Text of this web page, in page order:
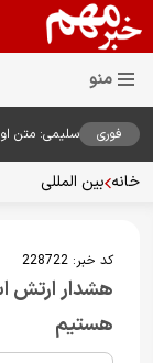
فوری
سلیمی: متن
خانه بین المللی
کد خبر: 228722
هستیم